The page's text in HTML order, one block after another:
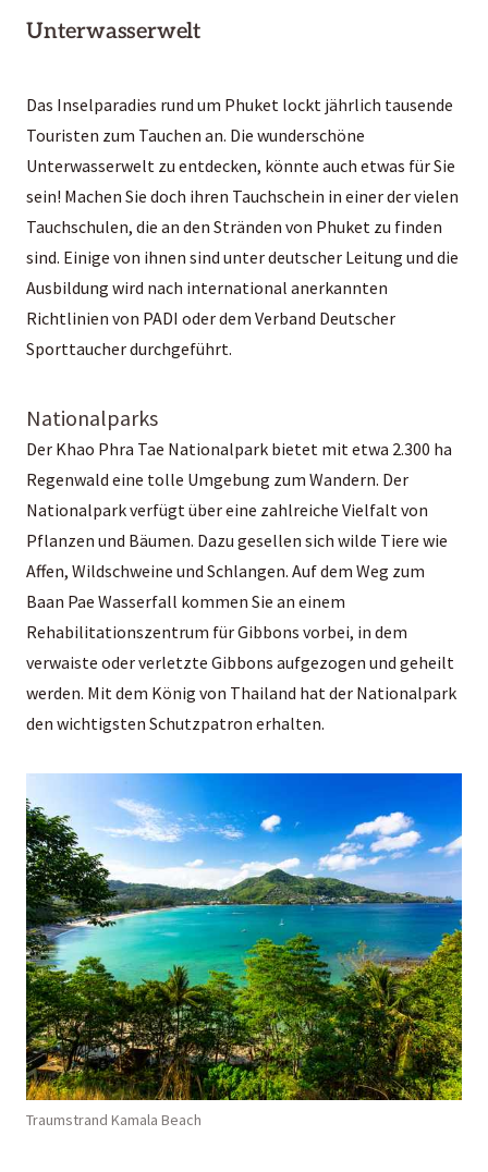
Unterwasserwelt
Das Inselparadies rund um Phuket lockt jährlich tausende
Touristen zum Tauchen an. Die wunderschöne
Unterwasserwelt zu entdecken, könnte auch etwas für Sie
sein! Machen Sie doch ihren Tauchschein in einer der vielen
Tauchschulen, die an den Stränden von Phuket zu finden
sind. Einige von ihnen sind unter deutscher Leitung und die
Ausbildung wird nach international anerkannten
Richtlinien von PADI oder dem Verband Deutscher
Sporttaucher durchgeführt.
Nationalparks
Der Khao Phra Tae Nationalpark bietet mit etwa 2.300 ha
Regenwald eine tolle Umgebung zum Wandern. Der
Nationalpark verfügt über eine zahlreiche Vielfalt von
Pflanzen und Bäumen. Dazu gesellen sich wilde Tiere wie
Affen, Wildschweine und Schlangen. Auf dem Weg zum
Baan Pae Wasserfall kommen Sie an einem
Rehabilitationszentrum für Gibbons vorbei, in dem
verwaiste oder verletzte Gibbons aufgezogen und geheilt
werden. Mit dem König von Thailand hat der Nationalpark
den wichtigsten Schutzpatron erhalten.
Traumstrand Kamala Beach